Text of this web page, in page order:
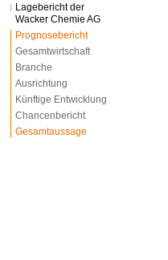
Lagebericht der
Wacker Chemie AG
Prognosebericht
Gesamtwirtschaft
Branche
Ausrichtung
Künftige Entwicklung
Chancenbericht
Gesamtaussage